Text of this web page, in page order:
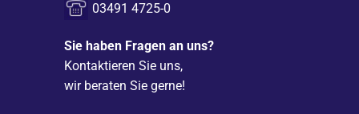
03491 4725-0
Sie haben Fragen an uns?
Kontaktieren Sie uns,
wir beraten Sie gerne!